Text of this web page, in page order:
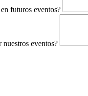
futuros eventos?
eventos?